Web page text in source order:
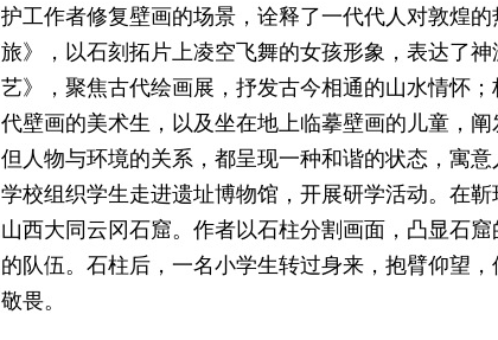
护工作者修复壁画的场景，诠释了一代代人对敦煌
旅》，以石刻拓片上凌空飞舞的女孩形象，表达了
艺》，聚焦古代绘画展，抒发古今相通的山水情怀
代壁画的美术生，以及坐在地上临摹壁画的儿童，
但人物与环境的关系，都呈现一种和谐的状态，寓
学校组织学生走进遗址博物馆，开展研学活动。在
山西大同云冈石窟。作者以石柱分割画面，凸显石
的队伍。石柱后，一名小学生转过身来，抱臂仰望
敬畏。